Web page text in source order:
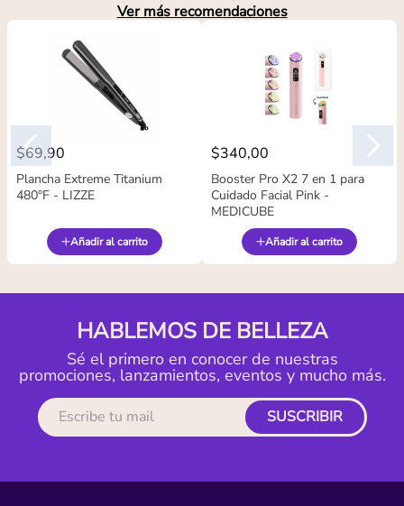
Ver más recomendaciones
$69,90
Plancha Extreme Titanium
480°F - LIZZE
Añadir al carrito
$340,00
Booster Pro X2 7 en 1 para
Cuidado Facial Pink -
MEDICUBE
Añadir al carrito
HABLEMOS DE BELLEZA
Sé el primero en conocer de nuestras
promociones, lanzamientos, eventos y mucho más.
SUSCRIBIR